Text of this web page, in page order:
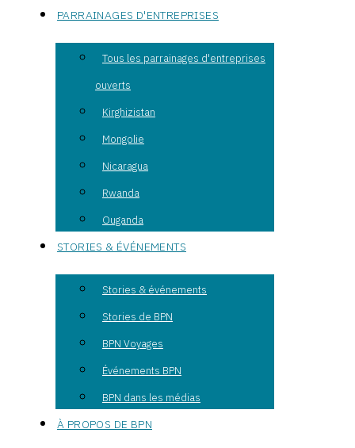
PARRAINAGES D'ENTREPRISES
Tous les parrainages d'entreprises
ouverts
Kirghizistan
Mongolie
Nicaragua
Rwanda
Ouganda
STORIES & ÉVÉNEMENTS
Stories & événements
Stories de BPN
BPN Voyages
Événements BPN
BPN dans les médias
À PROPOS DE BPN